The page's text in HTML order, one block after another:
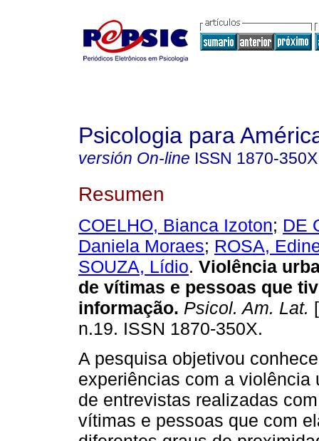
Psicologia para
versión On-line ISSN 1870-350X
Resumen
COELHO, Bianca Izoton; DE
Daniela Moraes; ROSA,
SOUZA, Lídio. Violência
de vítimas e pessoas que
informação. Psicol. Am. Lat.
n.19. ISSN 1870-350X.
A pesquisa objetivou
experiências com a violência
de entrevistas realizadas
vítimas e pessoas que com